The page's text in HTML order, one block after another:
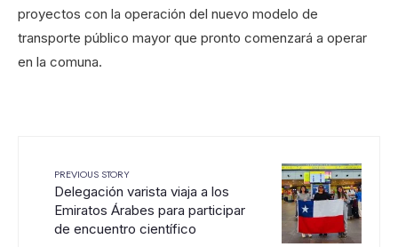
proyectos con la operación del nuevo modelo de
transporte público mayor que pronto comenzará a operar
en la comuna.
PREVIOUS STORY
Delegación varista viaja a los
Emiratos Árabes para participar
de encuentro científico